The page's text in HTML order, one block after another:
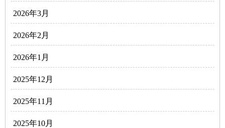
2026年3月
2026年2月
2026年1月
2025年12月
2025年11月
2025年10月